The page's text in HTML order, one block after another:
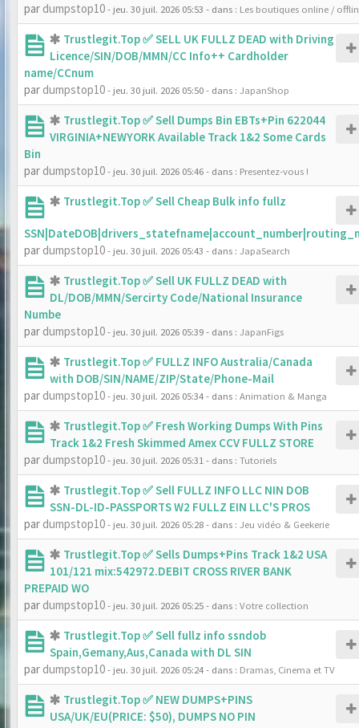
par dumpstop10- jeu. 30 juil. 2026 05:53 - dans : Les boutiques online /
Trustlegit.Top ✅ SELL UK FULLZ DEAD with Driving
Licence/SIN/DOB/MMN/CC Info++ Cardholder
name/CCnum
par dumpstop10- jeu. 30 juil. 2026 05:50- dans : JapanShop
Trustlegit.Top ✅ Sell Dumps Bin EBTs+Pin 622044
VIRGINIA+NEWYORK Available Track 1&2 Some Cards
Bin
par dumpstop10- jeu. 30 juil. 2026 05:46- dans : Presentez-vous !
Trustlegit.Top ✅ Sell Cheap Bulk info fullz
par dumpstop10- jeu. 30 juil. 2026 05:43 - dans : JapaSearch
Trustlegit.Top ✅ Sell UK FULLZ DEAD with
DL/DOB/MMN/Sercirty Code/National Insurance
Numbe
par dumpstop10- jeu. 30 juil. 2026 05:39- dans : JapanFigs
Trustlegit.Top ✅ FULLZ INFO Australia/Canada
with DOB/SIN/NAME/ZIP/State/Phone-Mail
par dumpstop10- jeu. 30 juil. 2026 05:34- dans : Animation & Manga
Trustlegit.Top ✅ Fresh Working Dumps With Pins
Track 1&2 Fresh Skimmed Amex CCV FULLZ STORE
par dumpstop10- jeu. 30 juil. 2026 05:31 - dans : Tutoriels
Trustlegit.Top ✅ Sell FULLZ INFO LLC NIN DOB
SSN-DL-ID-PASSPORTS W2 FULLZ EIN LLC'S PROS
par dumpstop10- jeu. 30 juil. 2026 05:28- dans : Jeu vidéo & Geekerie
Trustlegit.Top ✅ Sells Dumps+Pins Track 1&2 USA
101/121 mix:542972.DEBIT CROSS RIVER BANK
PREPAID WO
par dumpstop10- jeu. 30 juil. 2026 05:25- dans : Votre collection
Trustlegit.Top ✅ Sell fullz info ssndob
Spain,Gemany,Aus,Canada with DL SIN
par dumpstop10- jeu. 30 juil. 2026 05:24- dans : Dramas, Cinema et TV
Trustlegit.Top ✅ NEW DUMPS+PINS
USA/UK/EU(PRICE: $50), DUMPS NO PIN